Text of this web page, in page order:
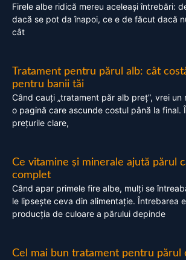
Firele albe ridică mereu aceleași întrebări:
dacă se pot da înapoi, ce e de făcut dacă
cât
Tratament pentru părul alb: cât
pentru banii tăi
Când cauți „tratament păr alb preț”, vrei un
o pagină care ascunde costul până la final.
prețurile clare,
Ce vitamine și minerale ajută părul
complet
Când apar primele fire albe, mulți se
le lipsește ceva din alimentație. Întrebarea
producția de culoare a părului depinde
Cel mai bun tratament pentru părul